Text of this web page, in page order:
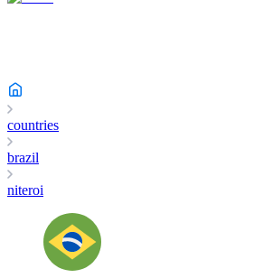
countries
brazil
niteroi